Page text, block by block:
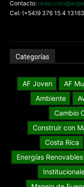
Contacto:
Cel: (+54)9 376 15 4
Categorías
AF Joven AF
Ambiente
Cambio
Construir con
Costa Rica
Energías Renovables